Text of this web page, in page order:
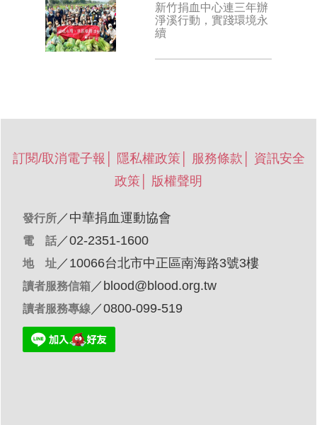
新竹捐血中心連三年辦
淨溪行動，實踐環境永
續
訂閱/取消電子報 隱私權政策 服務條款
資訊安全
政策
版權聲明
發行所 ／ 中華捐血運動協會
電 話 ／02-2351-1600
地 址 ／10066台北市中正區南海路3號3樓
讀者服務信箱 ／ blood@blood.org.tw
讀者服務專線 ／0800-099-519